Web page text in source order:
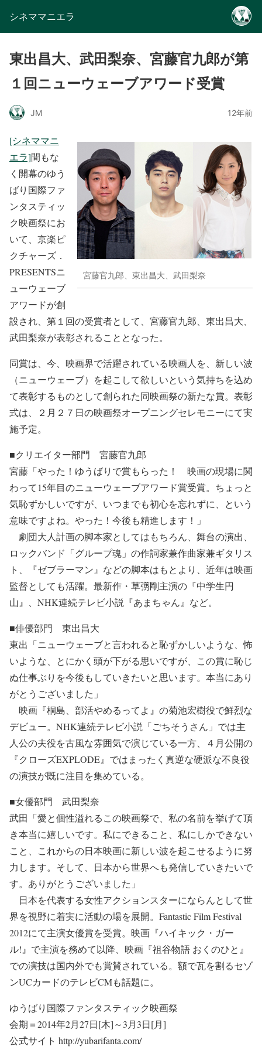
シネママニエラ
東出昌大、武田梨奈、宮藤官九郎が第
１回ニューウェーブアワード受賞
JM 12年前
宮藤官九郎、東出昌大、武田梨奈
[シネママニ
エラ]間もな
く開幕のゆう
ばり国際ファ
ンタスティッ
ク映画祭にお
いて、京楽ピ
クチャーズ．
PRESENTSニ
ューウェーブ
アワードが創
設され、第１回の受賞者として、宮藤官九郎、東出昌大、
武田梨奈が表彰されることとなった。
同賞は、今、映画界で活躍されている映画人を、新しい波
（ニューウェーブ）を起こして欲しいという気持ちを込め
て表彰するものとして創られた同映画祭の新たな賞。表彰
式は、２月２７日の映画祭オープニングセレモニーにて実
施予定。
■クリエイター部門 宮藤官九郎
宮藤「やった！ゆうばりで賞もらった！ 映画の現場に関
わって15年目のニューウェーブアワード賞受賞。ちょっと
気恥ずかしいですが、いつまでも初心を忘れずに、という
意味ですよね。やった！今後も精進します！」
劇団大人計画の脚本家としてはもちろん、舞台の演出、
ロックバンド「グループ魂」の作詞家兼作曲家兼ギタリス
ト、『ゼブラーマン』などの脚本はもとより、近年は映画
監督としても活躍。最新作・草彅剛主演の『中学生円
山』、NHK連続テレビ小説『あまちゃん』など。
■俳優部門 東出昌大
東出「ニューウェーブと言われると恥ずかしいような、怖
いような、とにかく頭が下がる思いですが、この賞に恥じ
ぬ仕事ぶりを今後もしていきたいと思います。本当にあり
がとうございました」
映画『桐島、部活やめるってよ』の菊池宏樹役で鮮烈な
デビュー。NHK連続テレビ小説「ごちそうさん」では主
人公の夫役を古風な雰囲気で演じている一方、４月公開の
『クローズEXPLODE』ではまったく真逆な硬派な不良役
の演技が既に注目を集めている。
■女優部門 武田梨奈
武田「愛と個性溢れるこの映画祭で、私の名前を挙げて頂
き本当に嬉しいです。私にできること、私にしかできない
こと、これからの日本映画に新しい波を起こせるように努
力します。そして、日本から世界へも発信していきたいで
す。ありがとうございました」
日本を代表する女性アクションスターにならんとして世
界を視野に着実に活動の場を展開。Fantastic Film Festival
2012にて主演女優賞を受賞。映画『ハイキック・ガー
ル!』で主演を務めて以降、映画『祖谷物語 おくのひと』
での演技は国内外でも賞賛されている。額で瓦を割るセゾ
ンUCカードのテレビCMも話題に。
ゆうばり国際ファンタスティック映画祭
会期＝2014年2月27日[木]～3月3日[月]
公式サイト http://yubarifanta.com/